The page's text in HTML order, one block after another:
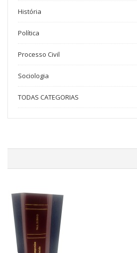
História
Política
Processo Civil
Sociologia
TODAS CATEGORIAS